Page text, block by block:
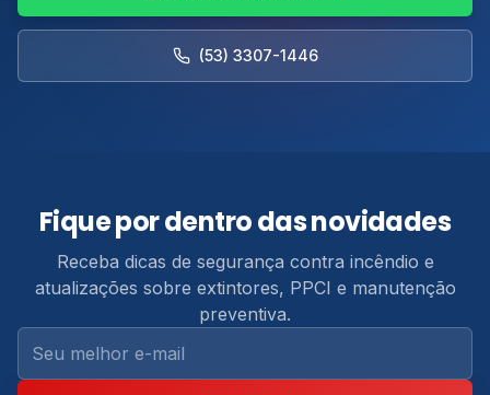
(53) 3307-1446
Fique por dentro das novidades
Receba dicas de segurança contra incêndio e
atualizações sobre extintores, PPCI e manutenção
preventiva.